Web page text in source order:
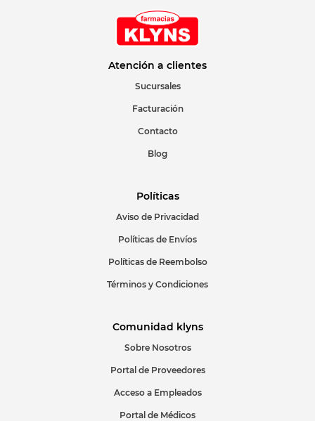
Correo electrónico
ENVIAR COMENTARIO
Atención a clientes
Sucursales
Facturación
Contacto
Blog
Políticas
Aviso de Privacidad
Políticas de Envíos
Políticas de Reembolso
Términos y Condiciones
Comunidad klyns
Sobre Nosotros
Portal de Proveedores
Acceso a Empleados
Portal de Médicos